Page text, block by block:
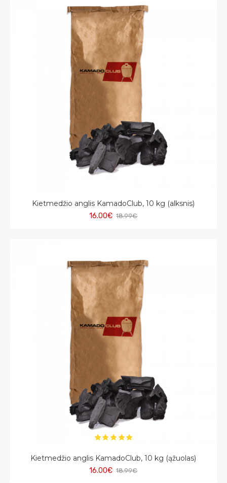
Kietmedžio anglis KamadoClub, 10 kg (alksnis)
16.00€ 18.99€
Kietmedžio anglis KamadoClub, 10 kg (ąžuolas)
16.00€ 18.99€